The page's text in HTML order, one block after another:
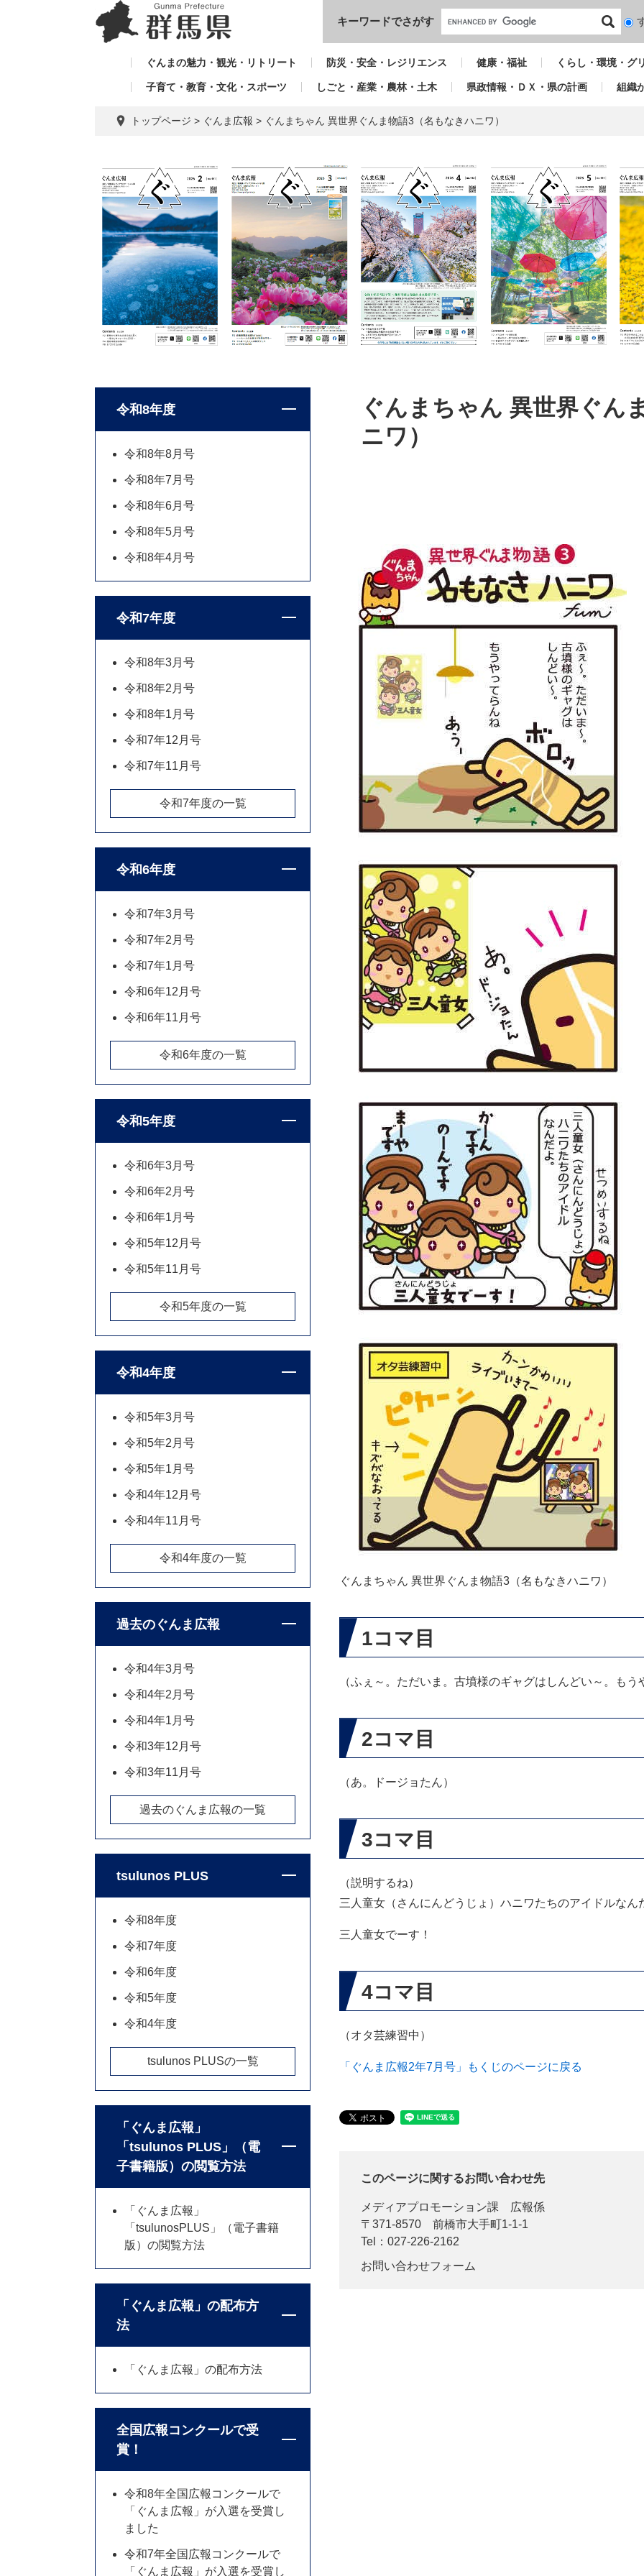
本文へ
キーワードでさがす
検
対
ぐんまの魅力・観光・リトリート 防災・安全・レジリエンス 健康・福祉 くらし・環境・グ
子育て・教育・文化・スポーツ しごと・産業・農林・土木 県政情報・ＤＸ・県の計画 組織
トップページ > ぐんま広報 > ぐんまちゃん 異世界ぐんま物語3（名もなきハニワ）
ぐんまちゃん 異世界ぐん
ニワ）
ぐんまちゃん 異世界ぐんま物語3（名もなきハニワ）
1コマ目
（ふぇ～。ただいま。古墳様のギャグはしんどい～。もう
2コマ目
（あ。ドージョたん）
3コマ目
（説明するね）
三人童女（さんにんどうじょ）ハニワたちのアイドルなん
三人童女でーす！
4コマ目
（オタ芸練習中）
「ぐんま広報2年7月号」もくじのページに戻る
このページに関するお問い合わせ先
メディアプロモーション課
広報係
〒371-8570
前橋市大手町1-1-1
Tel：027-226-2162
お問い合わせフォーム
令和8年度
令和8年8月号
令和8年7月号
令和8年6月号
令和8年5月号
令和8年4月号
令和7年度
令和8年3月号
令和8年2月号
令和8年1月号
令和7年12月号
令和7年11月号
令和7年度の一覧
令和6年度
令和7年3月号
令和7年2月号
令和7年1月号
令和6年12月号
令和6年11月号
令和6年度の一覧
令和5年度
令和6年3月号
令和6年2月号
令和6年1月号
令和5年12月号
令和5年11月号
令和5年度の一覧
令和4年度
令和5年3月号
令和5年2月号
令和5年1月号
令和4年12月号
令和4年11月号
令和4年度の一覧
過去のぐんま広報
令和4年3月号
令和4年2月号
令和4年1月号
令和3年12月号
令和3年11月号
過去のぐんま広報の一覧
tsulunos PLUS
令和8年度
令和7年度
令和6年度
令和5年度
令和4年度
tsulunos PLUSの一覧
「ぐんま広報」
「tsulunos PLUS」（電
子書籍版）の閲覧方法
「ぐんま広報」
「tsulunosPLUS」（電子書籍
版）の閲覧方法
「ぐんま広報」の配布方
法
「ぐんま広報」の配布方法
全国広報コンクールで受
賞！
令和8年全国広報コンクールで
「ぐんま広報」が入選を受賞し
ました
令和7年全国広報コンクールで
「ぐんま広報」が入選を受賞し